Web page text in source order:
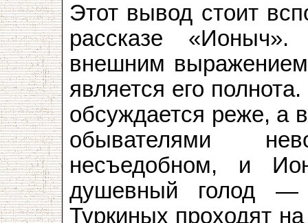
Этот вывод стоит
рассказе
внешним выражением
является его
обсуждается реже, а
обывателями
несъедобном, и
душевный голод
Туркиных проходят